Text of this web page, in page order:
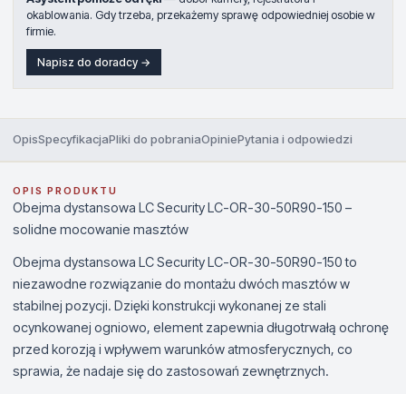
okablowania. Gdy trzeba, przekażemy sprawę odpowiedniej osobie w
firmie.
Napisz do doradcy →
OpisSpecyfikacjaPliki do pobraniaOpiniePytania i odpowiedzi
OPIS PRODUKTU
Obejma dystansowa LC Security LC-OR-30-50R90-150 –
solidne mocowanie masztów
Obejma dystansowa LC Security LC-OR-30-50R90-150 to
niezawodne rozwiązanie do montażu dwóch masztów w
stabilnej pozycji. Dzięki konstrukcji wykonanej ze stali
ocynkowanej ogniowo, element zapewnia długotrwałą ochronę
przed korozją i wpływem warunków atmosferycznych, co
sprawia, że nadaje się do zastosowań zewnętrznych.